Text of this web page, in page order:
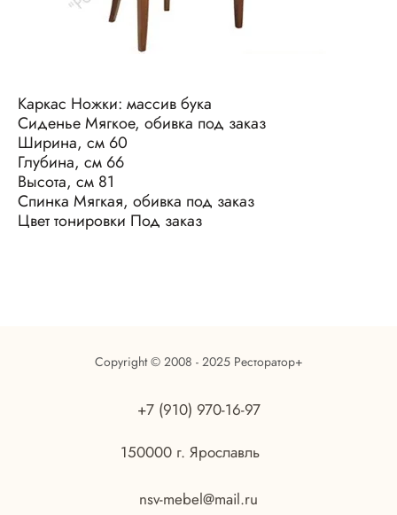
Каркас Ножки: массив бука
Сиденье Мягкое, обивка под заказ
Ширина, см 60
Глубина, см 66
Высота, см 81
Спинка Мягкая, обивка под заказ
Цвет тонировки Под заказ
Copyright © 2008 - 2025 Ресторатор+
+7 (910) 970-16-97
150000 г. Ярославль
nsv-mebel@mail.ru